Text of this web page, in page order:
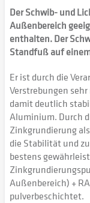
Der Schwib- und
Außenbereich
enthalten. Der
Standfuß auf
Er ist durch die
Verstrebungen
damit deutlich
Aluminium. Durch
Zinkgrundierung
die Stabilität und
bestens
Außenbereich) +
pulverbeschichtet.